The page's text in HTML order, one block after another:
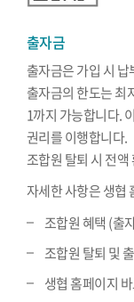
출자금
출자금은 가입 시
출자금의 한도는 최
1까지 가능합니다.
권리를 이행합니다.
조합원 탈퇴 시 전
자세한 사항은 생협
조합원 혜택 (출
조합원 탈퇴 및
생협 홈페이지